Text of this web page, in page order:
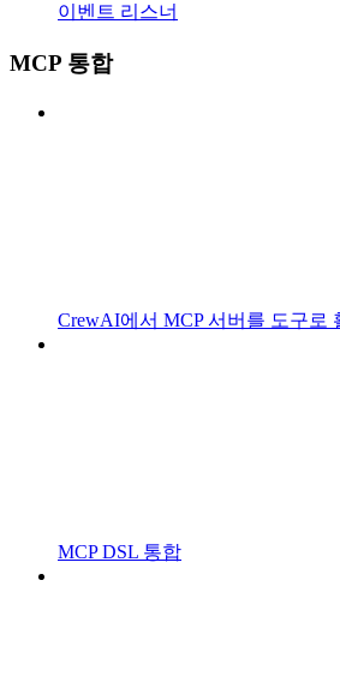
이벤트 리스너
MCP 통합
CrewAI에서 MCP 서버를 도구로
MCP DSL 통합